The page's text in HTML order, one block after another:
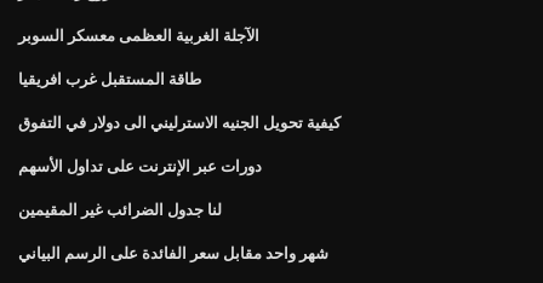
الآجلة الغربية العظمى معسكر السوبر
طاقة المستقبل غرب افريقيا
كيفية تحويل الجنيه الاسترليني الى دولار في التفوق
دورات عبر الإنترنت على تداول الأسهم
لنا جدول الضرائب غير المقيمين
شهر واحد مقابل سعر الفائدة على الرسم البياني